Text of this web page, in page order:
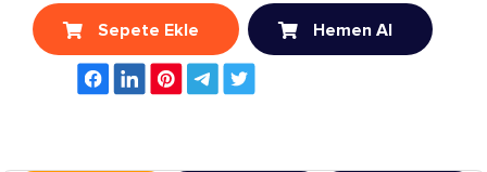
Sepete Ekle Hemen Al